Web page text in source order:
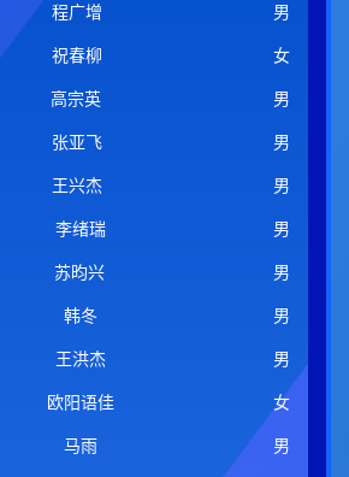
程广增 男
祝春柳 女
高宗英 男
张亚飞 男
王兴杰 男
李绪瑞 男
苏昀兴 男
韩冬 男
王洪杰 男
欧阳语佳 女
马雨 男